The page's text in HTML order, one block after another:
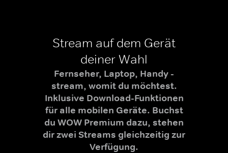
Stream auf dem Gerät
deiner Wahl
Fernseher, Laptop, Handy -
stream, womit du möchtest.
Inklusive Download-Funktionen
für alle mobilen Geräte. Buchst
du WOW Premium dazu, stehen
dir zwei Streams gleichzeitig zur
Verfügung.